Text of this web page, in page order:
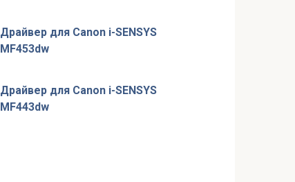
Драйвер для Canon i-SENSYS
MF453dw
Драйвер для Canon i-SENSYS
MF443dw